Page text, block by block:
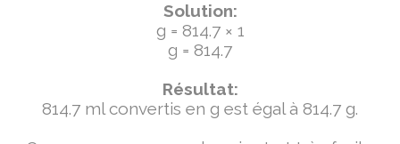
Solution:
g = 814.7 × 1
g = 814.7
Résultat:
814.7 ml convertis en g est égal à 814.7 g.